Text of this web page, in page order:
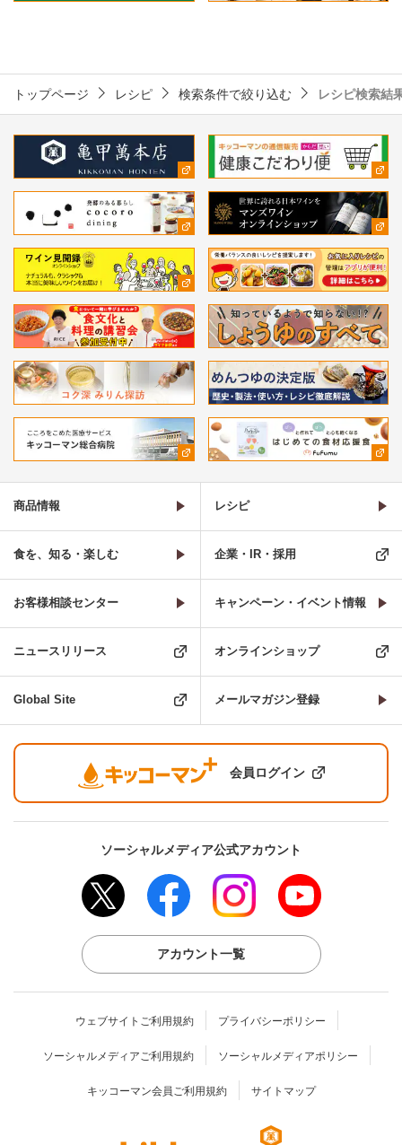
トップページ レシピ 検索条件で絞り込む レシピ検索結
商品情報 レシピ
食を、知る・楽しむ 企業・IR・採用
お客様相談センター キャンペーン・イベント情報
ニュースリリース オンラインショップ
Global Site メールマガジン登録
会員ログイン
ソーシャルメディア公式アカウント
アカウント一覧
ウェブサイトご利用規約 プライバシーポリシー
ソーシャルメディアご利用規約 ソーシャルメディアポリシー
キッコーマン会員ご利用規約 サイトマップ